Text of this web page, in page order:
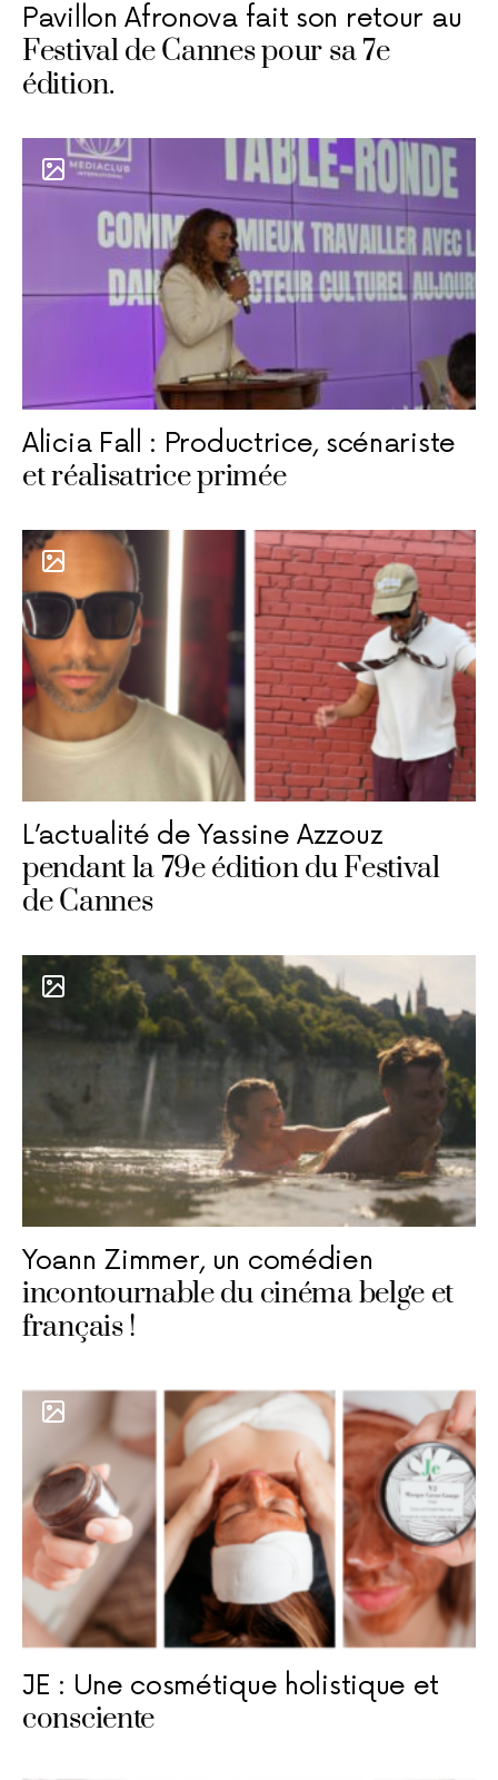
Pavillon Afronova fait son retour au
Festival de Cannes pour sa 7e
édition.
Alicia Fall : Productrice, scénariste
et réalisatrice primée
L’actualité de Yassine Azzouz
pendant la 79e édition du Festival
de Cannes
Yoann Zimmer, un comédien
incontournable du cinéma belge et
français !
JE : Une cosmétique holistique et
consciente